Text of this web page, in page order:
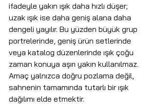
ifadeyle yakın ışık daha hızlı düşer;
uzak ışık ise daha geniş alana daha
dengeli yayılır. Bu yüzden büyük grup
portrelerinde, geniş ürün setlerinde
veya katalog düzenlerinde ışık çoğu
zaman konuya aşırı yakın kullanılmaz.
Amaç yalnızca doğru pozlama değil,
sahnenin tamamında tutarlı bir ışık
dağılımı elde etmektir.